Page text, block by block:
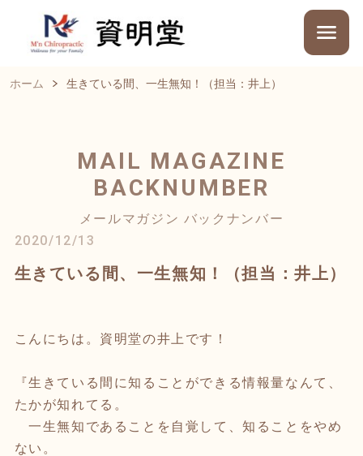
ホーム 生きている間、一生無知！（担当：井上）
MAIL MAGAZINE
BACKNUMBER
メールマガジン バックナンバー
2020/12/13
生きている間、一生無知！（担当：井上）
こんにちは。資明堂の井上です！
『生きている間に知ることができる情報量なんて、
たかが知れてる。
一生無知であることを自覚して、知ることをやめ
ない。